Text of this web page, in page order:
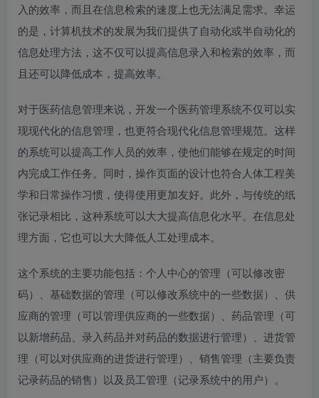
入的效率，而且在信息检索的速度上也无法满足需求。幸运
的是，计算机技术的发展为我们提供了自动化或半自动化的
信息处理方法，这不仅可以提高信息录入和检索的效率，而
且还可以降低成本，提高效率。
对于医药信息管理来说，开发一个医药管理系统不仅可以实
现现代化的信息管理，也更符合现代化信息管理规范。这样
的系统可以提高工作人员的效率，使他们能够在规定的时间
内完成工作任务。同时，操作页面的设计也符合人体工程美
学和日常操作习惯，使得使用更加友好。此外，与传统的纸
张记录相比，这种系统可以大大提高信息化水平。在信息处
理方面，它也可以大大降低人工处理成本。
这个系统的主要功能包括：个人中心的管理（可以修改密
码）、基础数据的管理（可以修改系统中的一些数据）、供
应商的管理（可以管理供应商的一些数据）、药品管理（可
以新增药品、录入药品并对药品的数据进行管理）、进货管
理（可以对供应商的进货进行管理）、销售管理（主要负责
记录药品的销售）以及员工管理（记录系统中的用户）。